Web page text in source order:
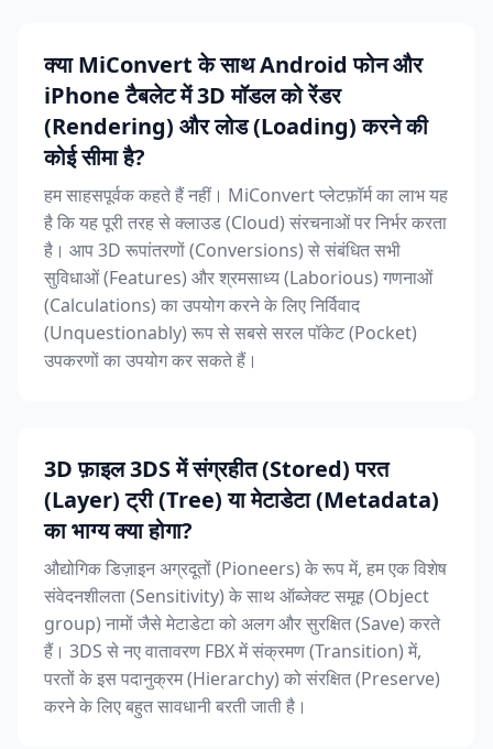
क्या MiConvert के साथ Android फोन और
iPhone टैबलेट में 3D मॉडल को रेंडर
(Rendering) और लोड (Loading) करने की
कोई सीमा है?
हम साहसपूर्वक कहते हैं नहीं। MiConvert प्लेटफ़ॉर्म का लाभ यह
है कि यह पूरी तरह से क्लाउड (Cloud) संरचनाओं पर निर्भर करता
है। आप 3D रूपांतरणों (Conversions) से संबंधित सभी
सुविधाओं (Features) और श्रमसाध्य (Laborious) गणनाओं
(Calculations) का उपयोग करने के लिए निर्विवाद
(Unquestionably) रूप से सबसे सरल पॉकेट (Pocket)
उपकरणों का उपयोग कर सकते हैं।
3D फ़ाइल 3DS में संग्रहीत (Stored) परत
(Layer) ट्री (Tree) या मेटाडेटा (Metadata)
का भाग्य क्या होगा?
औद्योगिक डिज़ाइन अग्रदूतों (Pioneers) के रूप में, हम एक विशेष
संवेदनशीलता (Sensitivity) के साथ ऑब्जेक्ट समूह (Object
group) नामों जैसे मेटाडेटा को अलग और सुरक्षित (Save) करते
हैं। 3DS से नए वातावरण FBX में संक्रमण (Transition) में,
परतों के इस पदानुक्रम (Hierarchy) को संरक्षित (Preserve)
करने के लिए बहुत सावधानी बरती जाती है।